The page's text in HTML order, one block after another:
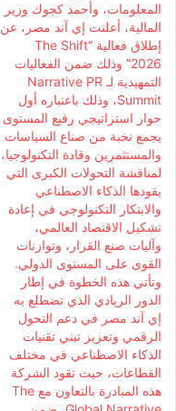
المعلومات، وأحمد كجوك وزير
المالية، أعلنت إي آند مصر، عن
إطلاق فعالية “The Shift
2026” وذلك ضمن الفعاليات
التمهيدية لـ Narrative PR
Summit، وذلك باعتباره أول
حوار استراتيجي رفيع المستوى
يجمع نخبة من صناع السياسات
والمستثمرين وقادة التكنولوجيا،
لمناقشة التحولات الكبرى التي
يقودها الذكاء الاصطناعي
والابتكار التكنولوجي في إعادة
تشكيل الاقتصاد العالمي،
وآليات صنع القرار، وتوازنات
القوى على المستوى الدولي.
وتأتي هذه الخطوة في إطار
الدور الريادي الذي تضطلع به
إي آند مصر في دعم التحول
الرقمي وتعزيز تبني تقنيات
الذكاء الاصطناعي في مختلف
القطاعات، حيث تقود الشركة
هذه المبادرة بالتعاون مع The